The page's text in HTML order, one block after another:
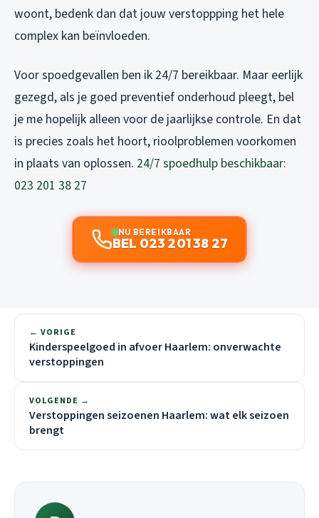
woont, bedenk dan dat jouw verstoppping het hele
complex kan beïnvloeden.
Voor spoedgevallen ben ik 24/7 bereikbaar. Maar eerlijk
gezegd, als je goed preventief onderhoud pleegt, bel
je me hopelijk alleen voor de jaarlijkse controle. En dat
is precies zoals het hoort, rioolproblemen voorkomen
in plaats van oplossen. 24/7 spoedhulp beschikbaar:
023 201 38 27
NU BEREIKBAAR
BEL 023 201 38 27
← VORIGE
Kinderspeelgoed in afvoer Haarlem: onverwachte
verstoppingen
VOLGENDE →
Verstoppingen seizoenen Haarlem: wat elk seizoen
brengt